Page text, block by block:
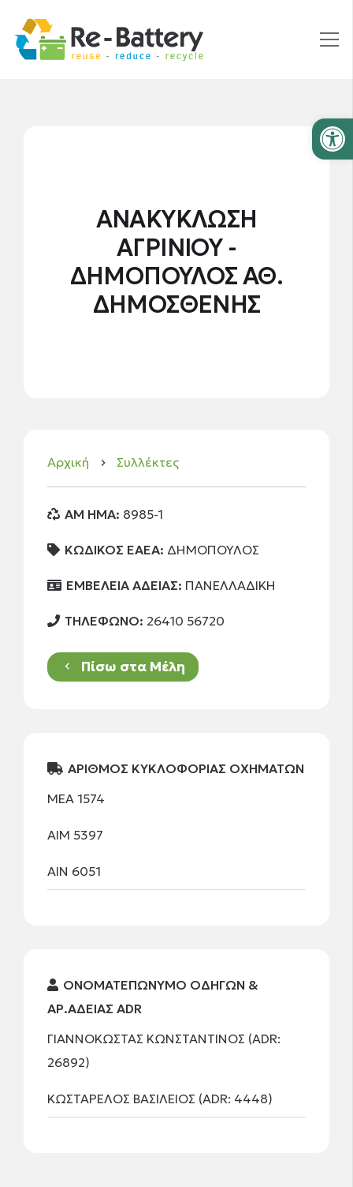
ΑΝΑΚΥΚΛΩΣΗ
ΑΓΡΙΝΙΟΥ -
ΔΗΜΟΠΟΥΛΟΣ ΑΘ.
ΔΗΜΟΣΘΕΝΗΣ
Αρχική keyboard_arrow_right Συλλέκτες
AM HMA: 8985-1
ΚΩΔΙΚΟΣ ΕΑΕΑ: ΔΗΜΟΠΟΥΛΟΣ
ΕΜΒΕΛΕΙΑ ΑΔΕΙΑΣ: ΠΑΝΕΛΛΑΔΙΚΗ
ΤΗΛΕΦΩΝΟ: 26410 56720
keyboard_arrow_left Πίσω στα Μέλη
ΑΡΙΘΜΟΣ ΚΥΚΛΟΦΟΡΙΑΣ ΟΧΗΜΑΤΩΝ
ΜΕΑ 1574
ΑΙΜ 5397
ΑΙΝ 6051
ΟΝΟΜΑΤΕΠΩΝΥΜΟ ΟΔΗΓΩΝ &
ΑΡ.ΑΔΕΙΑΣ ADR
ΓΙΑΝΝΟΚΩΣΤΑΣ ΚΩΝΣΤΑΝΤΙΝΟΣ (ADR:
26892)
ΚΩΣΤΑΡΕΛΟΣ ΒΑΣΙΛΕΙΟΣ (ADR: 4448)